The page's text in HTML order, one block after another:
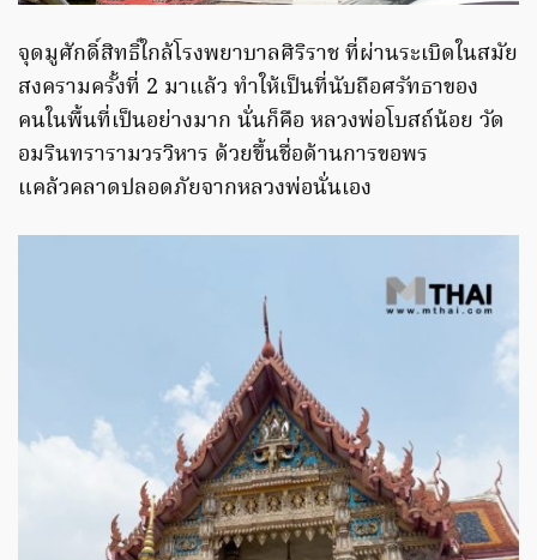
จุดมูศักดิ์สิทธิ์ใกล้โรงพยาบาลศิริราช ที่ผ่านระเบิดในสมัย
สงครามครั้งที่ 2 มาแล้ว ทำให้เป็นที่นับถือศรัทธาของ
คนในพื้นที่เป็นอย่างมาก นั่นก็คือ หลวงพ่อโบสถ์น้อย วัด
อมรินทรารามวรวิหาร ด้วยขึ้นชื่อด้านการขอพร
แคล้วคลาดปลอดภัยจากหลวงพ่อนั่นเอง